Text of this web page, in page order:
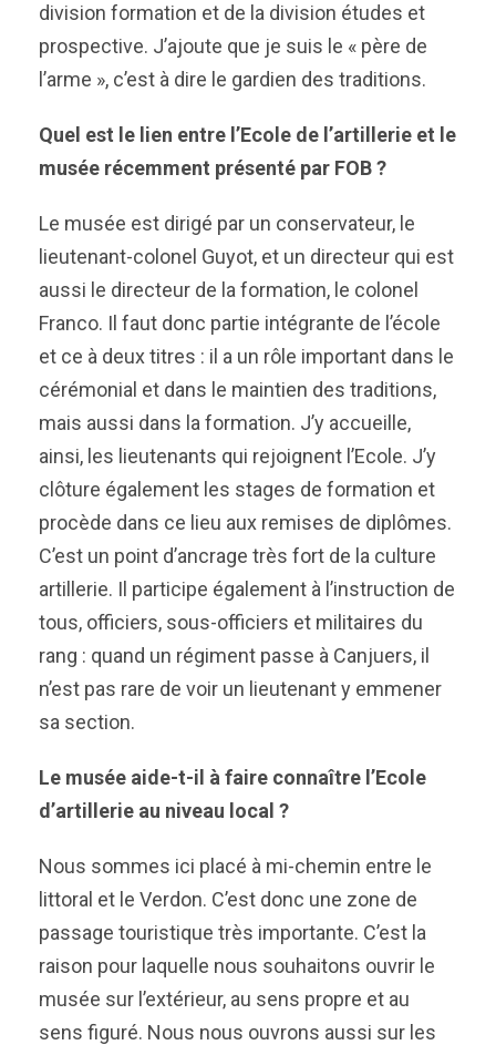
division formation et de la division études et
prospective. J’ajoute que je suis le « père de
l’arme », c’est à dire le gardien des traditions.
Quel est le lien entre l’Ecole de l’artillerie et le
musée récemment présenté par FOB ?
Le musée est dirigé par un conservateur, le
lieutenant-colonel Guyot, et un directeur qui est
aussi le directeur de la formation, le colonel
Franco. Il faut donc partie intégrante de l’école
et ce à deux titres : il a un rôle important dans le
cérémonial et dans le maintien des traditions,
mais aussi dans la formation. J’y accueille,
ainsi, les lieutenants qui rejoignent l’Ecole. J’y
clôture également les stages de formation et
procède dans ce lieu aux remises de diplômes.
C’est un point d’ancrage très fort de la culture
artillerie. Il participe également à l’instruction de
tous, officiers, sous-officiers et militaires du
rang : quand un régiment passe à Canjuers, il
n’est pas rare de voir un lieutenant y emmener
sa section.
Le musée aide-t-il à faire connaître l’Ecole
d’artillerie au niveau local ?
Nous sommes ici placé à mi-chemin entre le
littoral et le Verdon. C’est donc une zone de
passage touristique très importante. C’est la
raison pour laquelle nous souhaitons ouvrir le
musée sur l’extérieur, au sens propre et au
sens figuré. Nous nous ouvrons aussi sur les